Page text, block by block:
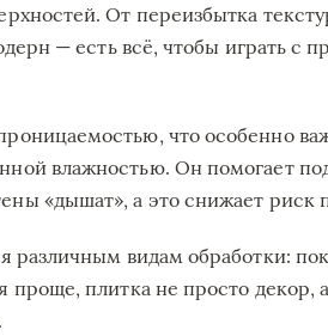
От переизбытка
— есть всё, чтобы играть с
что особенно
влажностью. Он помогает
«дышат», а это снижает риск
различным видам обработки:
плитка не просто декор,